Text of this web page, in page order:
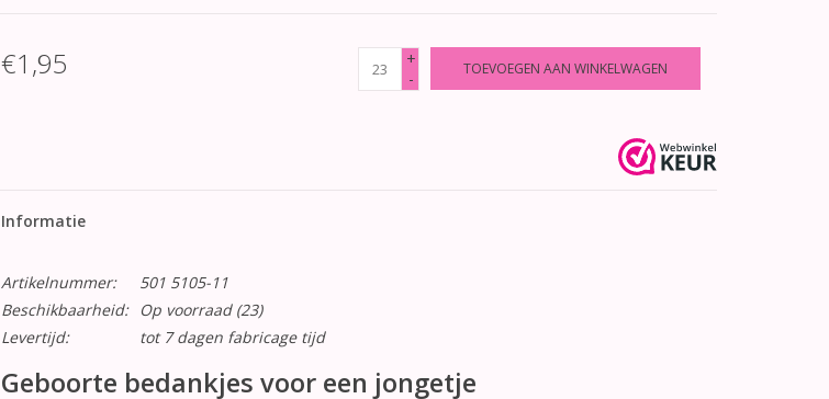
€1,95
+
-
TOEVOEGEN AAN WINKELWAGEN
Informatie
Artikelnummer:
501 5105-11
Beschikbaarheid:
Op voorraad(23)
Levertijd:
tot 7 dagen fabricage tijd
Geboorte bedankjes voor een jongetje